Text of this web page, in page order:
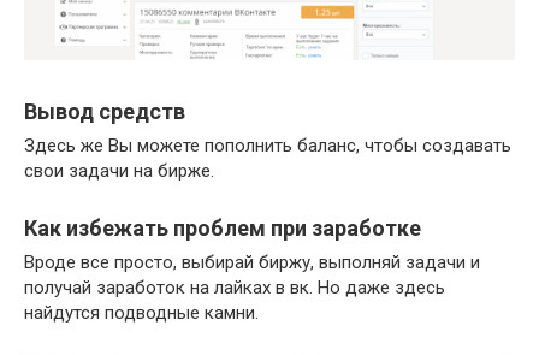
Вывод средств
Здесь же Вы можете пополнить баланс, чтобы создавать
свои задачи на бирже.
Как избежать проблем при заработке
Вроде все просто, выбирай биржу, выполняй задачи и
получай заработок на лайках в вк. Но даже здесь
найдутся подводные камни.